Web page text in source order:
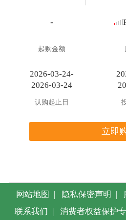
-
起购金额
2026-03-24-
2026-03-24
认购起止日
立即
网站地图 | 隐私保密声明 |
联系我们 | 消费者权益保护